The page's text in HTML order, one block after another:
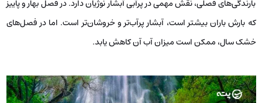
بارندگی‌های فصلی، نقش مهمی در پرآبی آبشار نوژیان دارد. در فصل بهار و پاییز
که بارش باران بیشتر است، آبشار پرآب‌تر و خروشان‌تر است. اما در فصل‌های
خشک سال، ممکن است میزان آب آن کاهش یابد.